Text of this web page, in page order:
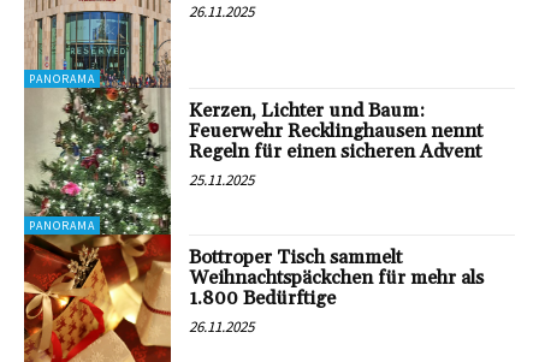
PANORAMA
26.11.2025
PANORAMA
Kerzen, Lichter und Baum:
Feuerwehr Recklinghausen nennt
Regeln für einen sicheren Advent
25.11.2025
Bottroper Tisch sammelt
Weihnachtspäckchen für mehr als
1.800 Bedürftige
26.11.2025